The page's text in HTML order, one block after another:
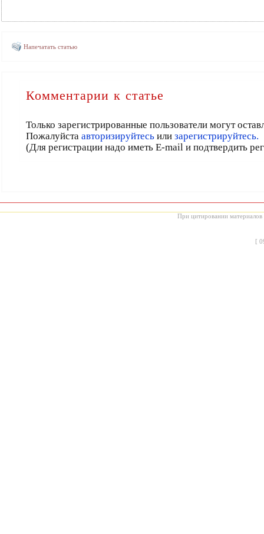
Напечатать статью
Комментарии к статье
Только зарегистрированные пользователи могут
Пожалуйстаавторизируйтесь илизарегистрируйтесь.
(Для регистрации надо иметь E-mail и подтвердить
При цитировании материалов
[